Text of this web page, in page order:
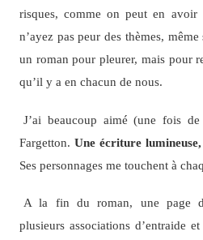
risques, comme on peut en avoir
n’ayez pas peur des thèmes,
un roman pour pleurer, mais pour
qu’il y a en chacun de nous.
J’ai beaucoup aimé (une fois
Fargetton. Une écriture
Ses personnages me touchent à
A la fin du roman, une page
plusieurs associations d’entraide